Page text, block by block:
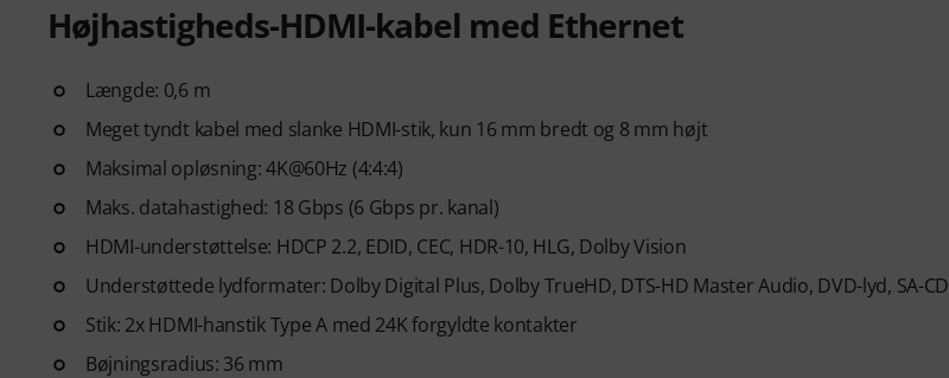
Højhastigheds-HDMI-kabel med Ethernet
Længde: 0,6 m
Meget tyndt kabel med slanke HDMI-stik, kun 16 mm bredt og 8 mm højt
Maksimal opløsning: 4K@60Hz (4:4:4)
Maks. datahastighed: 18 Gbps (6 Gbps pr. kanal)
HDMI-understøttelse: HDCP 2.2, EDID, CEC, HDR-10, HLG, Dolby Vision
Understøttede lydformater: Dolby Digital Plus, Dolby TrueHD, DTS-HD Master Audio, DVD-lyd, SA-CD
Stik: 2x HDMI-hanstik Type A med 24K forgyldte kontakter
Bøjningsradius: 36 mm